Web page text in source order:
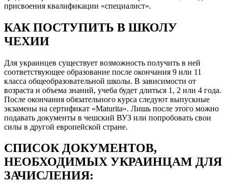
присвоения квалификации «специалист».
КАК ПОСТУПИТЬ В ШКОЛУ
ЧЕХИИ
Для украинцев существует возможность получить в ней
соответствующее образование после окончания 9 или 11
класса общеобразовательной школы. В зависимости от
возраста и объема знаний, учеба будет длиться 1, 2 или 4 года.
После окончания обязательного курса следуют выпускные
экзамены на сертификат «Maturita». Лишь после этого можно
подавать документы в чешский ВУЗ или попробовать свои
силы в другой европейской стране.
СПИСОК ДОКУМЕНТОВ,
НЕОБХОДИМЫХ УКРАИНЦАМ ДЛЯ
ЗАЧИСЛЕНИЯ: